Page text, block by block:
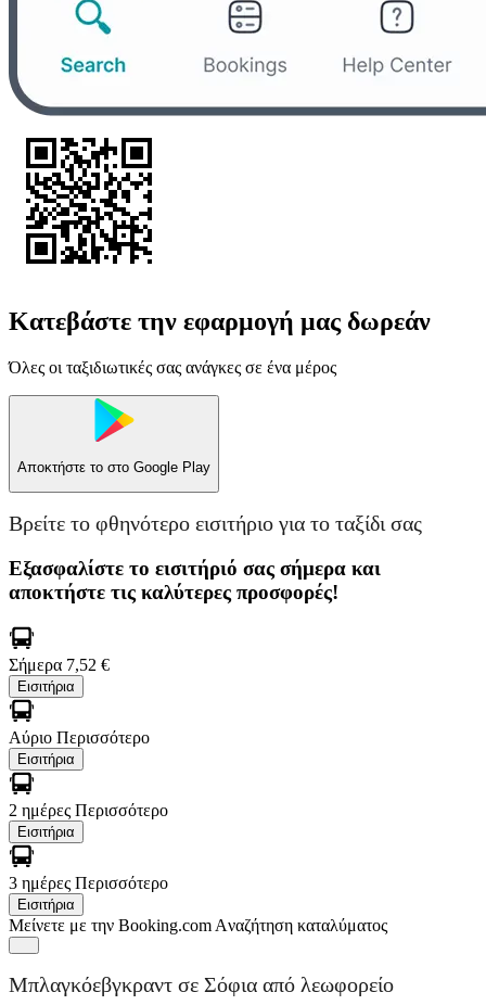
Κατεβάστε την εφαρμογή μας δωρεάν
Όλες οι ταξιδιωτικές σας ανάγκες σε ένα μέρος
Αποκτήστε το στο Google Play
Βρείτε το φθηνότερο εισιτήριο για το ταξίδι σας
Εξασφαλίστε το εισιτήριό σας σήμερα και
αποκτήστε τις καλύτερες προσφορές!
Σήμερα 7,52 €
Εισιτήρια
Αύριο Περισσότερο
Εισιτήρια
2 ημέρες Περισσότερο
Εισιτήρια
3 ημέρες Περισσότερο
Εισιτήρια
Μείνετε με την Booking.com Aναζήτηση καταλύματος
Μπλαγκόεβγκραντ σε Σόφια από λεωφορείο